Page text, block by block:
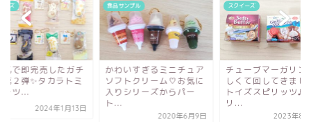
ーズ
気で即完売したガチ
第２弾✨タカラトミ
ーツ...
2024年1月13日
食品サンプル
かわいすぎるミニチュア
ソフトクリーム♡お気に
入りシリーズからパー
ト...
2020年6月9日
スクイーズ
チューブマーガリン
しくて回してきまし
トイズスピリッツ♬
リ...
2023年8